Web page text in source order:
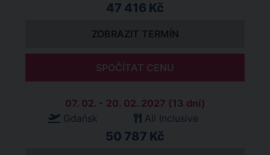
47 416 Kč
ZOBRAZIT TERMÍN
SPOČÍTAT CENU
07. 02. - 20. 02. 2027 (13 dní)
Gdańsk
All Inclusive
50 787 Kč